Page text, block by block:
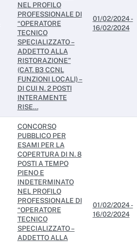
NEL PROFILO
PROFESSIONALE DI
“OPERATORE
TECNICO
SPECIALIZZATO –
ADDETTO ALLA
RISTORAZIONE”
(CAT. B3 CCNL
FUNZIONI LOCALI) –
DI CUI N. 2 POSTI
INTERAMENTE
RISE...
01/02/2024 -
16/02/2024
CONCORSO
PUBBLICO PER
ESAMI PER LA
COPERTURA DI N. 8
POSTI A TEMPO
PIENO E
INDETERMINATO
NEL PROFILO
PROFESSIONALE DI
“OPERATORE
TECNICO
SPECIALIZZATO –
ADDETTO ALLA
01/02/2024 -
16/02/2024